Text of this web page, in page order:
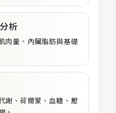
析
肉量、內臟脂肪與基礎
謝、荷爾蒙、血糖、壓